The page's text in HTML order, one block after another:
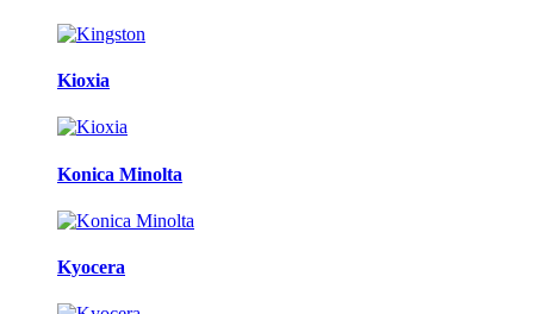
Kioxia
Konica Minolta
Kyocera